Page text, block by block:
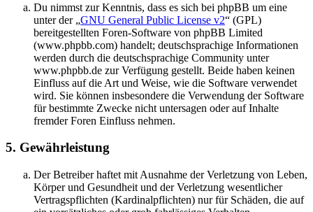
Du nimmst zur Kenntnis, dass es sich bei phpBB um eine
unter der „GNU General Public License v2“ (GPL)
bereitgestellten Foren-Software von phpBB Limited
(www.phpbb.com) handelt; deutschsprachige Informationen
werden durch die deutschsprachige Community unter
www.phpbb.de zur Verfügung gestellt. Beide haben keinen
Einfluss auf die Art und Weise, wie die Software verwendet
wird. Sie können insbesondere die Verwendung der Software
für bestimmte Zwecke nicht untersagen oder auf Inhalte
fremder Foren Einfluss nehmen.
5. Gewährleistung
Der Betreiber haftet mit Ausnahme der Verletzung von Leben,
Körper und Gesundheit und der Verletzung wesentlicher
Vertragspflichten (Kardinalpflichten) nur für Schäden, die auf